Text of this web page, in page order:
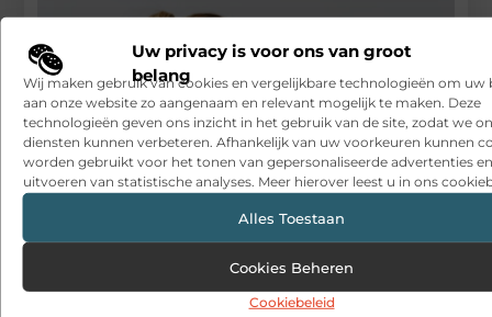
Uw privacy is voor ons van groot
belang
Wij maken gebruik van cookies en vergelijkbare technologieën om uw
aan onze website zo aangenaam en relevant mogelijk te maken. Deze
technologieën geven ons inzicht in het gebruik van de site, zodat we
diensten kunnen verbeteren. Afhankelijk van uw voorkeuren kunnen
worden gebruikt voor het tonen van gepersonaliseerde advertenties
uitvoeren van statistische analyses. Meer hierover leest u in ons
Alles Toestaan
Cookies Beheren
Cookiebeleid
Algemene fysiotherapie: een sterke basis voor dagelijks